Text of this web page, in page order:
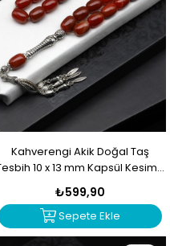
Kahverengi Akik Doğal Taş
10 x 13 mm Kapsül Kesim -
TSB-0508
₺599,90
Sepete Ekle